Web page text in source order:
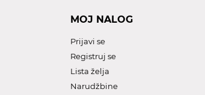
MOJ NALOG
Prijavi se
Registruj se
Lista želja
Narudžbine